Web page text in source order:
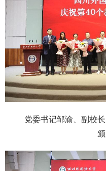
党委书记邹渝、副校